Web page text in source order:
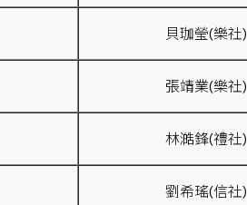
貝珈瑩(樂社)
張靖業(樂社)
林澔鋒(禮社)
劉希瑤(信社)